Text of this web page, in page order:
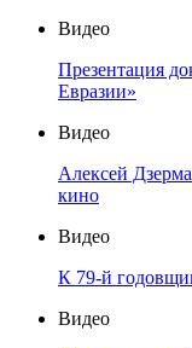
Видео
Презентация
Евразии»
Видео
Алексей
кино
Видео
К 79-й
Видео